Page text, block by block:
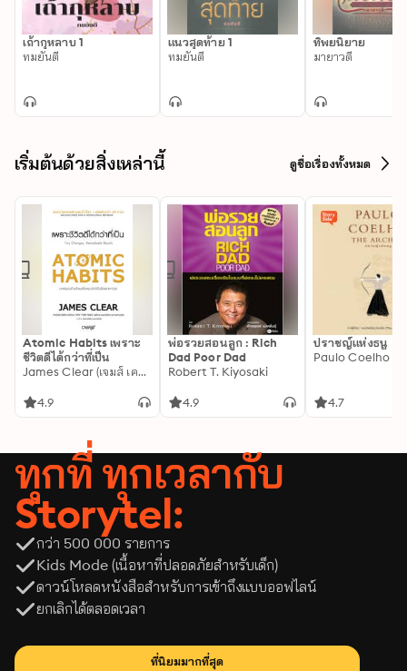
เถ้ากุหลาบ 1
ทมยันตี
แนวสุดท้าย 1
ทมยันตี
ทิพยนิยาย
มายาวดี
เริ่มต้นด้วยสิ่งเหล่านี้ ดูชื่อเรื่องทั้งหมด
Atomic Habits เพราะ
ชีวิตดีได้กว่าที่เป็น
James Clear (เจมส์ เคลียร์)
4.9
พ่อรวยสอนลูก : Rich
Dad Poor Dad
Robert T. Kiyosaki
4.9
ปราชญ์แห่งธนู
Paulo Coelho
4.7
ทุกที่ ทุกเวลากับ
Storytel:
กว่า 500 000 รายการ
Kids Mode (เนื้อหาที่ปลอดภัยสำหรับเด็ก)
ดาวน์โหลดหนังสือสำหรับการเข้าถึงแบบออฟไลน์
ยกเลิกได้ตลอดเวลา
ที่นิยมมากที่สุด